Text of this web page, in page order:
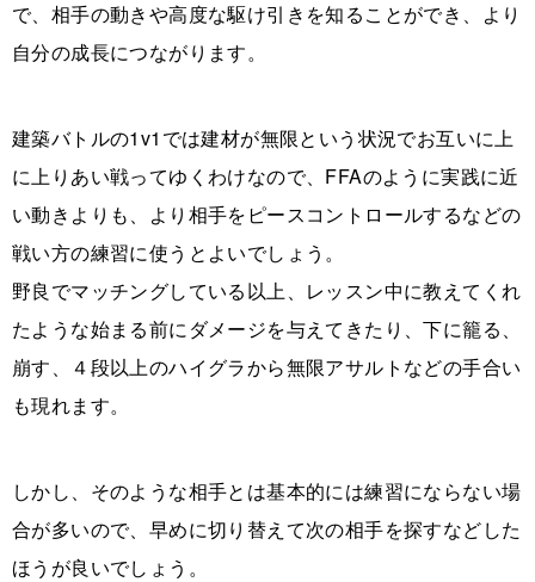
で、相手の動きや高度な駆け引きを知ることができ、より
自分の成長につながります。
建築バトルの1v1では建材が無限という状況でお互いに上
に上りあい戦ってゆくわけなので、FFAのように実践に近
い動きよりも、より相手をピースコントロールするなどの
戦い方の練習に使うとよいでしょう。
野良でマッチングしている以上、レッスン中に教えてくれ
たような始まる前にダメージを与えてきたり、下に籠る、
崩す、４段以上のハイグラから無限アサルトなどの手合い
も現れます。
しかし、そのような相手とは基本的には練習にならない場
合が多いので、早めに切り替えて次の相手を探すなどした
ほうが良いでしょう。